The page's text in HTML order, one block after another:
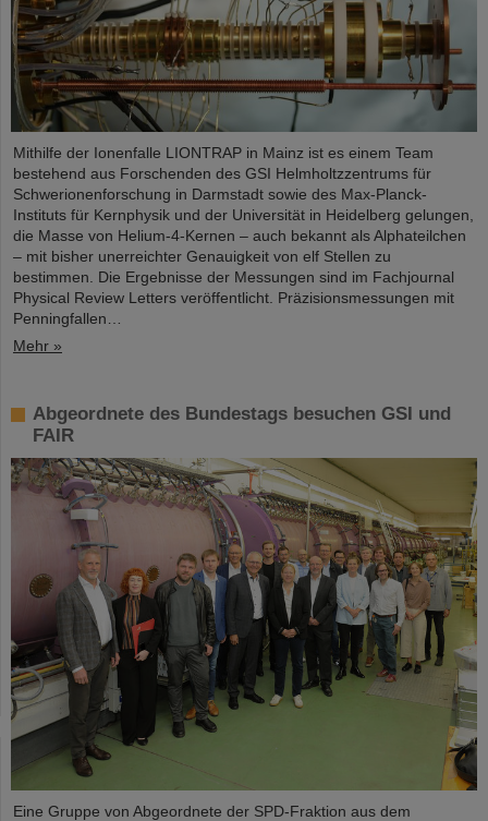
Mithilfe der Ionenfalle LIONTRAP in Mainz ist es einem Team
bestehend aus Forschenden des GSI Helmholtzzentrums für
Schwerionenforschung in Darmstadt sowie des Max-Planck-
Instituts für Kernphysik und der Universität in Heidelberg gelungen,
die Masse von Helium-4-Kernen – auch bekannt als Alphateilchen
– mit bisher unerreichter Genauigkeit von elf Stellen zu
bestimmen. Die Ergebnisse der Messungen sind im Fachjournal
Physical Review Letters veröffentlicht. Präzisionsmessungen mit
Penningfallen…
Mehr »
Abgeordnete des Bundestags besuchen GSI und
FAIR
Eine Gruppe von Abgeordnete der SPD-Fraktion aus dem